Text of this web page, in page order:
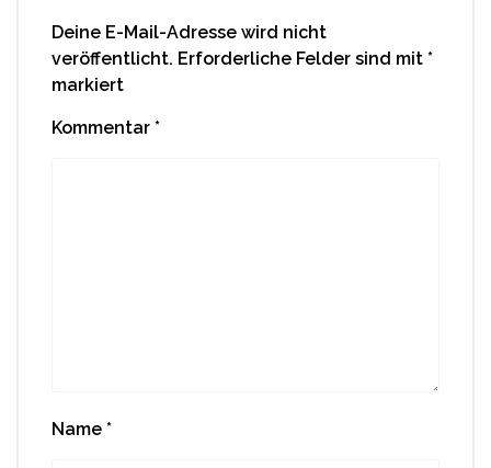
Deine E-Mail-Adresse wird nicht
veröffentlicht. Erforderliche Felder sind mit *
markiert
Kommentar *
Name *